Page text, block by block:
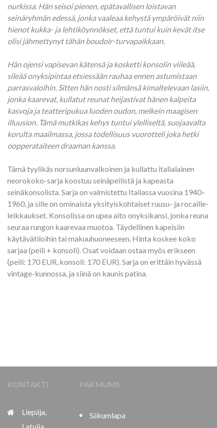
nurkissa. Hän seisoi pienen, epätavallisen loistavan
seinäryhmän edessä, jonka vaaleaa kehystä ympäröivät niin
hienot kukka- ja lehtiköynnökset, että tuntui kuin kevät itse
olisi jähmettynyt tähän boudoir-turvapaikkaan.
Hän ojensi vapisevan kätensä ja kosketti konsolin viileää,
sileää onyksipintaa etsiessään rauhaa ennen astumistaan
parrasvaloihin. Sitten hän nosti silmänsä kimaltelevaan lasiin,
jonka kaarevat, kullatut reunat heijastivat hänen kalpeita
kasvoja ja teatteripukua luoden oudon, melkein maagisen
illuusion. Tämä mutkikas kehys tuntui ylelliseltä, suojaavalta
korulta maailmassa, jossa todellisuus vuorotteli joka hetki
oopperataiteen draaman kanssa.
Tämä tyylikäs norsunluunvalkoinen ja kullattu italialainen
neorokoko-sarja koostuu seinäpeilistä ja kapeasta
seinäkonsolista. Sarja on valmistettu Italiassa vuosina 1940–
1960, ja sille on ominaista yksityiskohtaiset ruusu- ja rocaille-
leikkaukset. Konsolissa on upea aito onyksikansi, jonka reuna
seuraa rungon kaarevaa muotoa. Täydellinen kapeisiin
käytävätiloihin tai makuuhuoneeseen. Hinta koskee koko
sarjaa (peili + konsoli). Osat voidaan ostaa myös erikseen
(peili: 170 EUR, konsoli: 170 EUR). Sarja on erittäin hyvässä
vintage-kunnossa, ja siinä on kaunis patina.
KONTAKTI
Liepāja,
PAR MUMS
Sākumlapa